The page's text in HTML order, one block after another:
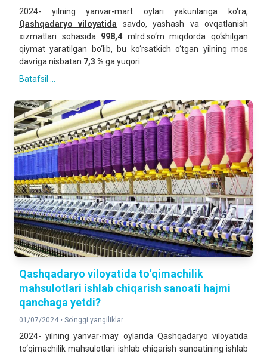
2024- yilning yanvar-mart oylari yakunlariga ko‘ra,
Qashqadaryo viloyatida savdo, yashash va ovqatlanish
xizmatlari sohasida 998,4 mlrd.so‘m miqdorda qo‘shilgan
qiymat yaratilgan bo‘lib, bu ko‘rsatkich o‘tgan yilning mos
davriga nisbatan 7,3 % ga yuqori.
Batafsil ...
Qashqadaryo viloyatida to‘qimachilik
mahsulotlari ishlab chiqarish sanoati hajmi
qanchaga yetdi?
01/07/2024 • So'nggi yangiliklar
2024- yilning yanvar-may oylarida Qashqadaryo viloyatida
to‘qimachilik mahsulotlari ishlab chiqarish sanoatining ishlab